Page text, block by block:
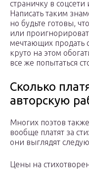
страничку в соцсети
Написать таким
но будьте готовы,
или
мечтающих продать
круто на этом
все же попытаться
Сколько
авторскую
Многих поэтов
вообще платят за
они выглядят
Цены на